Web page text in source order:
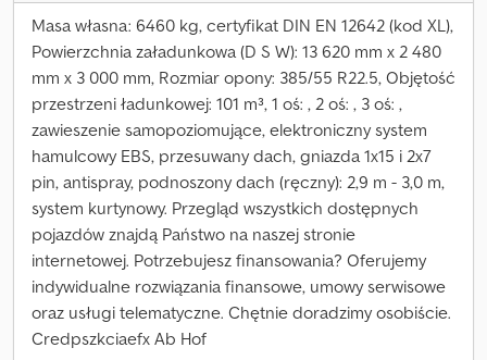
Masa własna: 6460 kg, certyfikat DIN EN 12642 (kod XL),
Powierzchnia załadunkowa (D S W): 13 620 mm x 2 480
mm x 3 000 mm, Rozmiar opony: 385/55 R22.5, Objętość
przestrzeni ładunkowej: 101 m³, 1 oś: , 2 oś: , 3 oś: ,
zawieszenie samopoziomujące, elektroniczny system
hamulcowy EBS, przesuwany dach, gniazda 1x15 i 2x7
pin, antispray, podnoszony dach (ręczny): 2,9 m - 3,0 m,
system kurtynowy. Przegląd wszystkich dostępnych
pojazdów znajdą Państwo na naszej stronie
internetowej. Potrzebujesz finansowania? Oferujemy
indywidualne rozwiązania finansowe, umowy serwisowe
oraz usługi telematyczne. Chętnie doradzimy osobiście.
Credpszkciaefx Ab Hof